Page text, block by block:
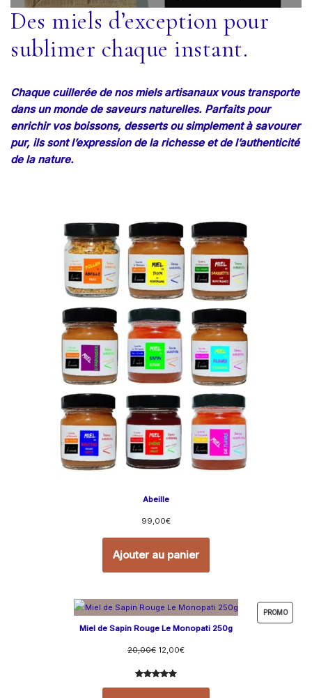
Des miels d’exception pour
sublimer chaque instant.
Chaque cuillerée de nos miels artisanaux vous transporte
dans un monde de saveurs naturelles. Parfaits pour
enrichir vos boissons, desserts ou simplement à savourer
pur, ils sont l’expression de la richesse et de l’authenticité
de la nature.
Abeille
99,00€
Ajouter au panier
PROMO
Miel de Sapin Rouge Le Monopati 250g
20,00€ 12,00€